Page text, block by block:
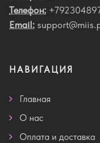
Телефон:
Email:
НАВИГАЦИЯ
Главная
О нас
Оплата и доставка